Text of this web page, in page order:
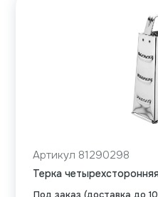
Под заказ (доставка до
Артикул 81290298
Терка